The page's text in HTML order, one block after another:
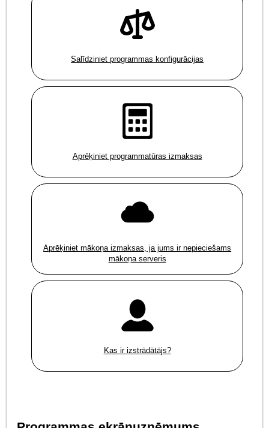
Salīdziniet programmas konfigurācijas
Aprēķiniet programmatūras izmaksas
Aprēķiniet mākoņa izmaksas, ja jums ir nepieciešams
mākoņa serveris
Kas ir izstrādātājs?